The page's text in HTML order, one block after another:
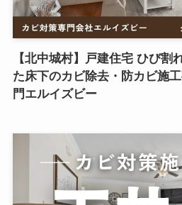
【北中城村】戸建住宅 ひび割
た床下のカビ除去・防カビ施
門エルイズビー